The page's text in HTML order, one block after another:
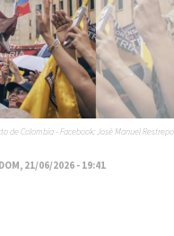
DOM, 21/06/2026 - 19:41
de Colombia - Facebook: José Manuel Restrepo